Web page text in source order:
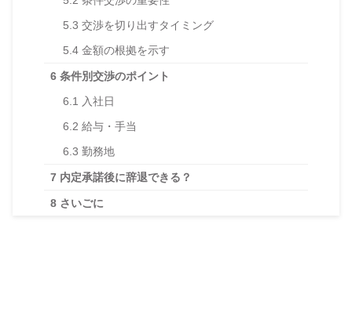
5.3 交渉を切り出すタイミング
5.4 金額の根拠を示す
6 条件別交渉のポイント
6.1
入社日
6.2 給与・手当
6.3 勤務地
7 内定承諾後に辞退できる？
8 さいごに